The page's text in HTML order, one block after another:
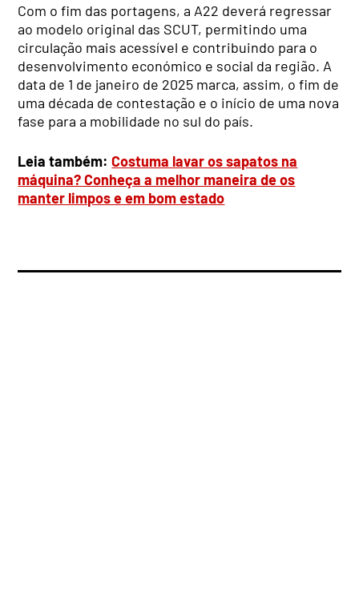
Com o fim das portagens, a A22 deverá regressar
ao modelo original das SCUT, permitindo uma
circulação mais acessível e contribuindo para o
desenvolvimento económico e social da região. A
data de 1 de janeiro de 2025 marca, assim, o fim de
uma década de contestação e o início de uma nova
fase para a mobilidade no sul do país.
Leia também:Costuma lavar os sapatos na
máquina? Conheça a melhor maneira de os
manter limpos e em bom estado